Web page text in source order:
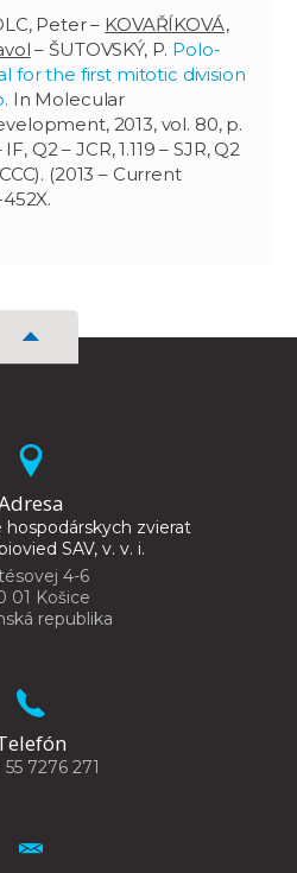
Peter – KOVAŘÍKOVÁ,
– ŠUTOVSKÝ, P. Polo-
for the first mitotic division
In Molecular
2013, vol. 80, p.
Q2 – JCR, 1.119 – SJR, Q2
(2013 – Current
hospodárskych zvierat
SAV, v. v. i.
4-6
01 Košice
republika
55 7276 271